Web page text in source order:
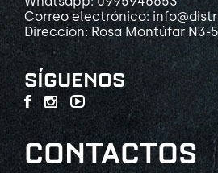
Correo electrónico:
Dirección: Rosa Montúfar N3-
SÍGUENOS
CONTACTOS